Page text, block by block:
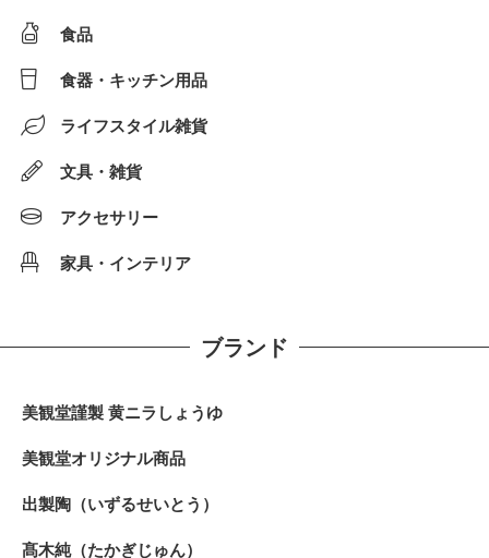
食品
食器・キッチン用品
ライフスタイル雑貨
文具・雑貨
アクセサリー
家具・インテリア
ブランド
美観堂謹製 黄ニラしょうゆ
美観堂オリジナル商品
出製陶（いずるせいとう）
髙木純（たかぎじゅん）